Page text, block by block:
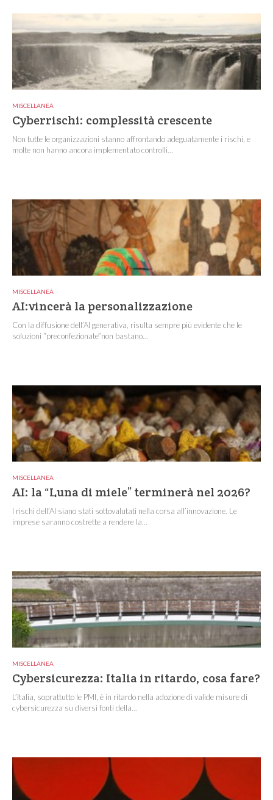
MISCELLANEA
Cyberrischi: complessità crescente
Non tutte le organizzazioni stanno affrontando adeguatamente i rischi, e
molte non hanno ancora implementato controlli...
MISCELLANEA
AI:vincerà la personalizzazione
Con la diffusione dell’AI generativa, risulta sempre più evidente che le
soluzioni “preconfezionate”non bastano...
MISCELLANEA
AI: la “Luna di miele” terminerà nel 2026?
I rischi dell’AI siano stati sottovalutati nella corsa all’innovazione. Le
imprese saranno costrette a rendere la...
MISCELLANEA
Cybersicurezza: Italia in ritardo, cosa fare?
L’Italia, soprattutto le PMI, è in ritardo nella adozione di valide misure di
cybersicurezza su diversi fonti della...